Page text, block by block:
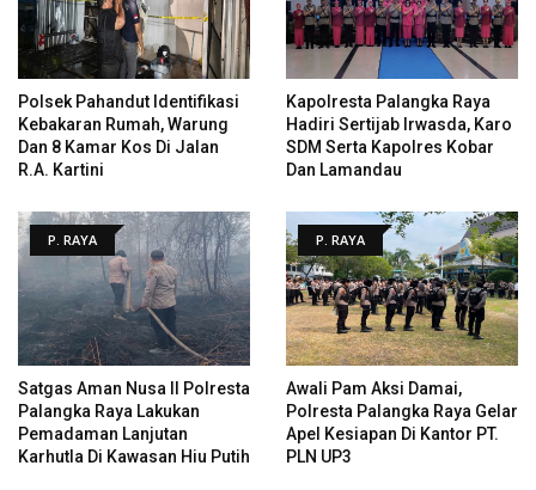
Polsek Pahandut Identifikasi
Kebakaran Rumah, Warung
Dan 8 Kamar Kos Di Jalan
R.A. Kartini
Kapolresta Palangka Raya
Hadiri Sertijab Irwasda, Karo
SDM Serta Kapolres Kobar
Dan Lamandau
P. RAYA
Satgas Aman Nusa II Polresta
Palangka Raya Lakukan
Pemadaman Lanjutan
Karhutla Di Kawasan Hiu Putih
P. RAYA
Awali Pam Aksi Damai,
Polresta Palangka Raya Gelar
Apel Kesiapan Di Kantor PT.
PLN UP3